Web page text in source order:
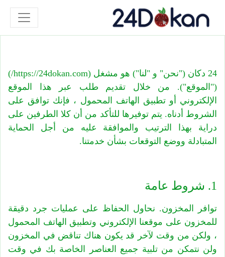
24 دكان ("نحن" و "لنا") هو مشغل (https://24dokan.com/)
("الموقع"). من خلال تقديم طلب عبر هذا الموقع
الإلكتروني أو تطبيق الهاتف المحمول ، فإنك توافق على
الشروط أدناه. يتم توفيرها للتأكد من أن كلا الطرفين على
دراية بهذا الترتيب والموافقة عليه من أجل الحماية
المتبادلة ووضع التوقعات بشأن خدمتنا.
1. شروط عامة
توافر المخزون. نحاول الحفاظ على عمليات جرد دقيقة
للمخزون على موقعنا الإلكتروني وتطبيق الهاتف المحمول
، ولكن من وقت لآخر قد يكون هناك تناقض في المخزون
ولن نتمكن من تلبية جميع العناصر الخاصة بك في وقت